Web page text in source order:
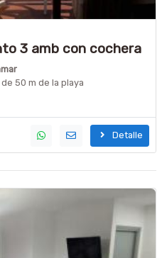
3 amb con cochera
50 m de la playa
Detalle